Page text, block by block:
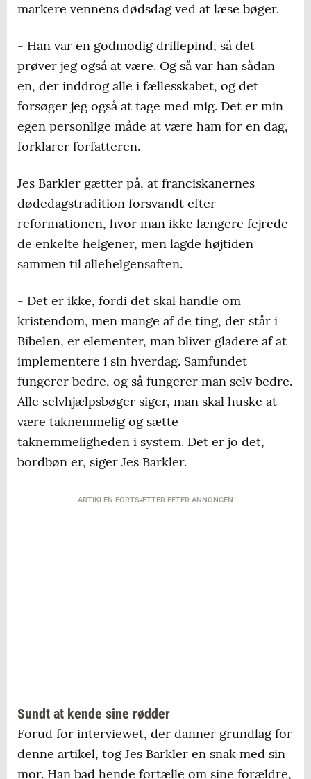
markere vennens dødsdag ved at læse bøger.
- Han var en godmodig drillepind, så det
prøver jeg også at være. Og så var han sådan
en, der inddrog alle i fællesskabet, og det
forsøger jeg også at tage med mig. Det er min
egen personlige måde at være ham for en dag,
forklarer forfatteren.
Jes Barkler gætter på, at franciskanernes
dødedagstradition forsvandt efter
reformationen, hvor man ikke længere fejrede
de enkelte helgener, men lagde højtiden
sammen til allehelgensaften.
- Det er ikke, fordi det skal handle om
kristendom, men mange af de ting, der står i
Bibelen, er elementer, man bliver gladere af at
implementere i sin hverdag. Samfundet
fungerer bedre, og så fungerer man selv bedre.
Alle selvhjælpsbøger siger, man skal huske at
være taknemmelig og sætte
taknemmeligheden i system. Det er jo det,
bordbøn er, siger Jes Barkler.
ARTIKLEN FORTSÆTTER EFTER ANNONCEN
Sundt at kende sine rødder
Forud for interviewet, der danner grundlag for
denne artikel, tog Jes Barkler en snak med sin
mor. Han bad hende fortælle om sine forældre,